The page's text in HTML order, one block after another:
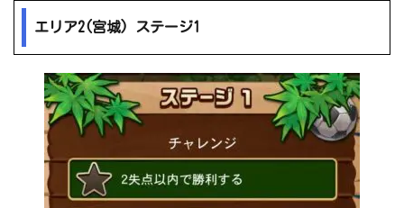
エリア2(宮城) ステージ1